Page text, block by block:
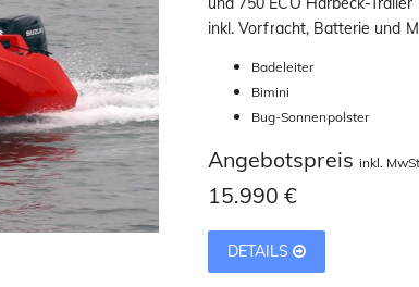
inkl. Vorfracht, Batterie und
Badeleiter
Bimini
Bug-Sonnenpolster
Angebotspreis inkl.
15.990 €
DETAILS